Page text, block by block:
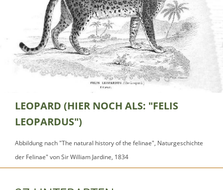
LEOPARD (HIER NOCH ALS: "FELIS
LEOPARDUS")
Abbildung nach "The natural history of the felinae", Naturgeschichte
der Felinae" von Sir William Jardine, 1834